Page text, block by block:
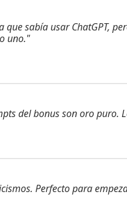
que sabía usar ChatGPT,
uno."
del bonus son oro puro.
Perfecto para